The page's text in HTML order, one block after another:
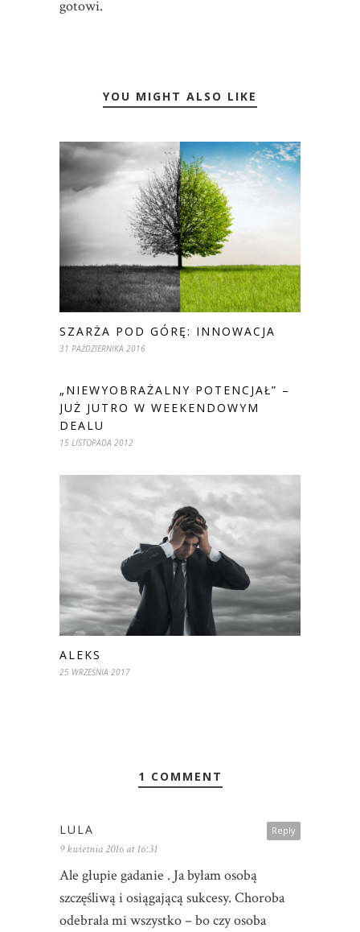
gotowi.
YOU MIGHT ALSO LIKE
SZARŻA POD GÓRĘ: INNOWACJA
31 PAŹDZIERNIKA 2016
„NIEWYOBRAŻALNY POTENCJAŁ” –
JUŻ JUTRO W WEEKENDOWYM
DEALU
15 LISTOPADA 2012
ALEKS
25 WRZEŚNIA 2017
1 COMMENT
Reply
LULA
9 kwietnia 2016 at 16:31
Ale głupie gadanie . Ja byłam osobą
szczęśliwą i osiągającą sukcesy. Choroba
odebrała mi wszystko – bo czy osoba